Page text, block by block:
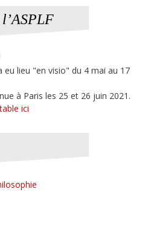
eu lieu "en visio" du 4 mai au 17
à Paris les 25 et 26 juin 2021.
ici